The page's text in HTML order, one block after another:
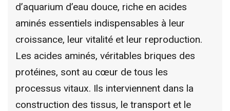
d’aquarium d’eau douce, riche en acides
aminés essentiels indispensables à leur
croissance, leur vitalité et leur reproduction.
Les acides aminés, véritables briques des
protéines, sont au cœur de tous les
processus vitaux. Ils interviennent dans la
construction des tissus, le transport et le